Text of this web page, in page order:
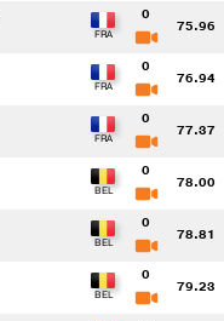
0
75.96
0
76.94
0
77.37
0
78.00
0
78.81
0
79.23